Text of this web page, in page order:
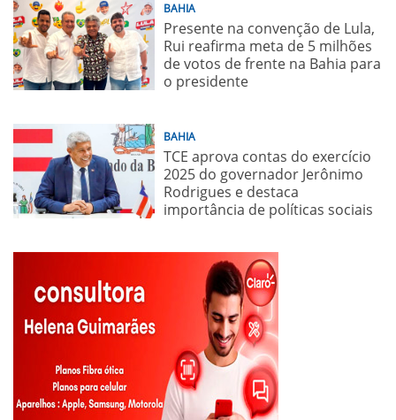
BAHIA
Presente na convenção de Lula,
Rui reafirma meta de 5 milhões
de votos de frente na Bahia para
o presidente
BAHIA
TCE aprova contas do exercício
2025 do governador Jerônimo
Rodrigues e destaca
importância de políticas sociais